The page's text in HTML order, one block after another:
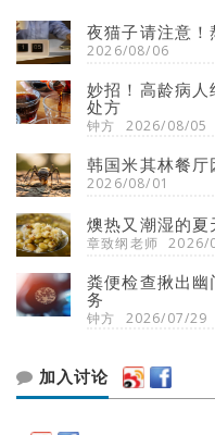
夜猫子请注意
2026/08/06
妙招！高龄病
处方
钟方 2026/08/05
韩国米其林餐
2026/08/01
燠热又潮湿的
章致纲老师 2026/
粪便检查揪出
务
钟方 2026/07/29
加入讨论